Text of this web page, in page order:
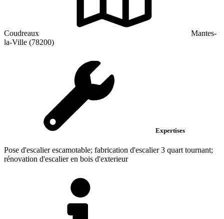
Coudreaux
Mantes-
la-Ville (78200)
Expertises
Pose d'escalier escamotable; fabrication d'escalier 3 quart tournant;
rénovation d'escalier en bois d'exterieur